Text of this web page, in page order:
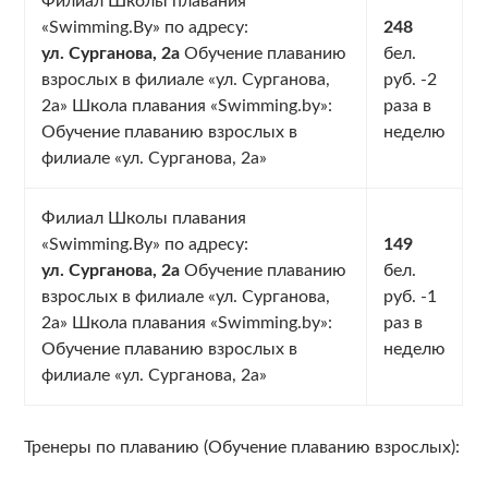
«Swimming.By» по адресу:
ул. Сурганова, 2а Обучение плаванию
взрослых в филиале «ул. Сурганова,
2а» Школа плавания «Swimming.by»:
Обучение плаванию взрослых в
филиале «ул. Сурганова, 2а»
248
бел.
руб. -2
раза в
неделю
Филиал Школы плавания
«Swimming.By» по адресу:
ул. Сурганова, 2а Обучение плаванию
взрослых в филиале «ул. Сурганова,
2а» Школа плавания «Swimming.by»:
Обучение плаванию взрослых в
филиале «ул. Сурганова, 2а»
149
бел.
руб. -1
раз в
неделю
Тренеры по плаванию (Обучение плаванию взрослых):